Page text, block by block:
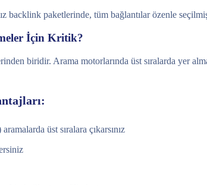
backlink paketlerinde, tüm bağlantılar özenle
İçin Kritik?
biridir. Arama motorlarında üst sıralarda yer
üst sıralara çıkarsınız